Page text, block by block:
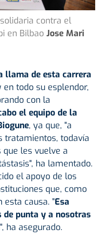
contra el
en Bilbao Jose Mari
llama de esta carrera
todo su esplendor,
con la
el equipo de la
, ya que, "a
tratamientos, todavía
les vuelve a
ha lamentado.
el apoyo de los
que, como
esta causa. "Esa
de punta y a nosotras
", ha asegurado.